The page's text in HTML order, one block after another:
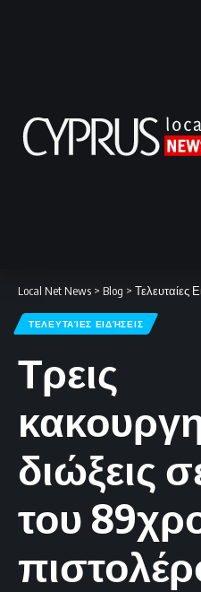
Local Net News > Blog > Τελευταίες
ΤΕΛΕΥΤΑΊΕΣ ΕΙΔΉΣΕΙΣ
Τρεις
διώξεις
του